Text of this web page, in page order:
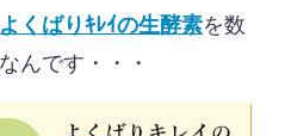
よくばりｷﾚｲの生酵素を数
んです・・・